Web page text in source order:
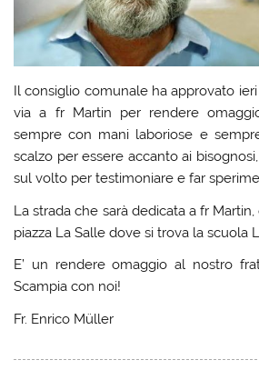
Il consiglio comunale ha approvato
via a fr Martin per rendere
sempre con mani laboriose e
scalzo per essere accanto ai
sul volto per testimoniare e far
La strada che sarà dedicata a fr
piazza La Salle dove si trova la scuola
E’ un rendere omaggio al nostro
Scampia con noi!
Fr. Enrico Müller